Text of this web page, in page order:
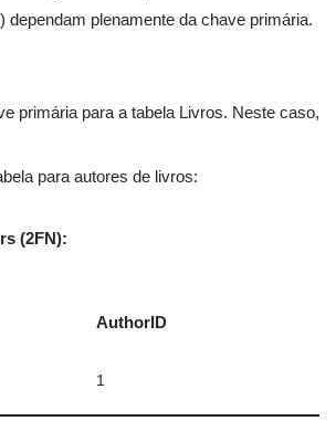
dependam plenamente da chave primária.
primária para a tabela Livros. Neste caso,
para autores de livros:
(2FN):
AuthorID
1